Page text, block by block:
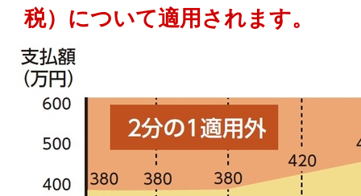
税）について適用されます。